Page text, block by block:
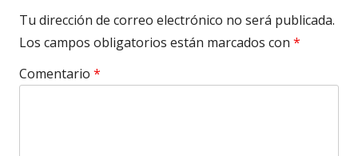
Tu dirección de correo electrónico no será publicada.
Los campos obligatorios están marcados con *
Comentario *